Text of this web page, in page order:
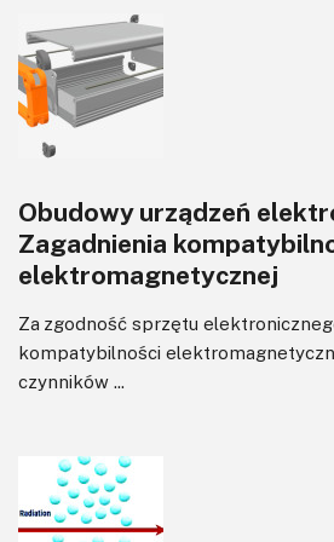
Software
Sterowanie
Transformatory
Wywiady
Wzmacniacze
Zasilanie
Felietony
Obudowy urządzeń
Zagadnienia
elektromagnetycznej
Za zgodność sprzętu
kompatybilności
czynników ...